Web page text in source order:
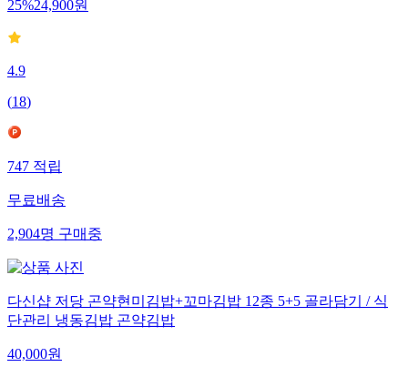
25%24,900원
4.9
(18)
747적립
무료배송
2,904명구매중
다신샵 저당 곤약현미김밥+꼬마김밥 12종 5+5 골라담기 / 식
단관리 냉동김밥 곤약김밥
40,000원